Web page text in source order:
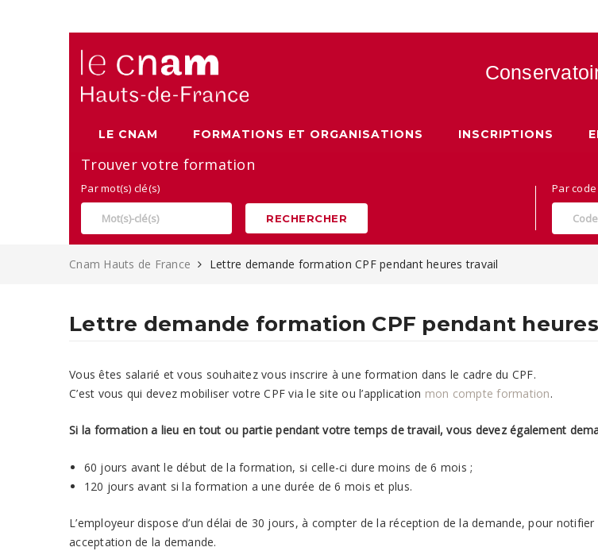
LE CNAM FORMATIONS ET ORGANISATIONS INSCRIPTIONS
Trouver votre formation
Par mot(s) clé(s)
RECHERCHER
Par
Cnam Hauts de France Lettre demande formation CPF pendant heures travail
Lettre demande formation CPF pendant
Vous êtes salarié et vous souhaitez vous inscrire à une formation dans le cadre du CPF.
C’est vous qui devez mobiliser votre CPF via le site ou l’application mon compte formation.
Si la formation a lieu en tout ou partie pendant votre temps de travail, vous devez également
60 jours avant le début de la formation, si celle-ci dure moins de 6 mois ;
120 jours avant si la formation a une durée de 6 mois et plus.
L’employeur dispose d’un délai de 30 jours, à compter de la réception de la demande, pour
acceptation de la demande.